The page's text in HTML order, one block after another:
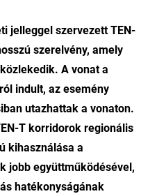
jelleggel szervezett TEN-
szerelvény, amely
A vonat a
indult, az esemény
utazhattak a vonaton.
T korridorok regionális
kihasználása a
jobb együttműködésével,
hatékonyságának